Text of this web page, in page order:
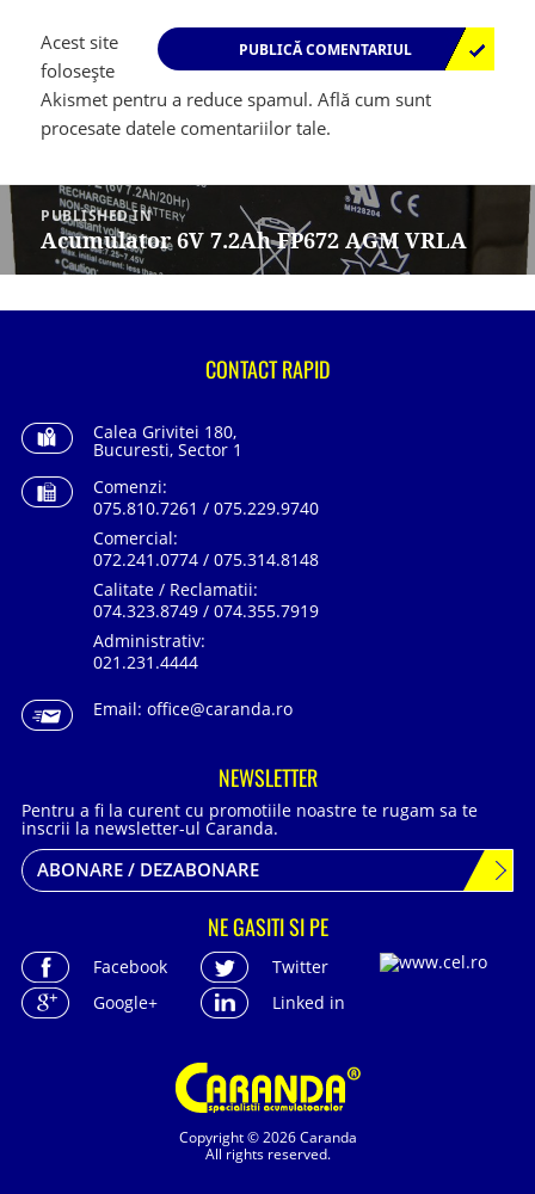
Acest site
folosește
Akismet pentru a reduce spamul.Află cum sunt
procesate datele comentariilor tale.
Navigare
în
articole
PUBLISHED IN
Acumulator 6V 7.2Ah FP672 AGM VRLA
Copyright © 2026 Caranda
All rights reserved.
CONTACT RAPID
Calea Grivitei 180,
Bucuresti, Sector 1
Comenzi:
075.810.7261 / 075.229.9740
Comercial:
072.241.0774 / 075.314.8148
Calitate / Reclamatii:
074.323.8749 / 074.355.7919
Administrativ:
021.231.4444
Email: office@caranda.ro
NEWSLETTER
Pentru a fi la curent cu promotiile noastre te rugam sa te
inscrii la newsletter-ul Caranda.
ABONARE / DEZABONARE
NE GASITI SI PE
Facebook
Twitter
Google+
Linked in